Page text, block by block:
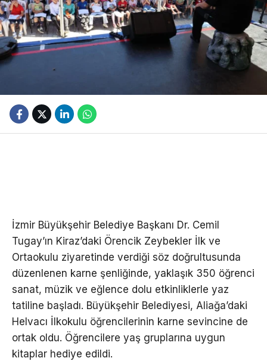
İzmir Büyükşehir Belediye Başkanı Dr. Cemil
Tugay’ın Kiraz’daki Örencik Zeybekler İlk ve
Ortaokulu ziyaretinde verdiği söz doğrultusunda
düzenlenen karne şenliğinde, yaklaşık 350 öğrenci
sanat, müzik ve eğlence dolu etkinliklerle yaz
tatiline başladı. Büyükşehir Belediyesi, Aliağa’daki
Helvacı İlkokulu öğrencilerinin karne sevincine de
ortak oldu. Öğrencilere yaş gruplarına uygun
kitaplar hediye edildi.